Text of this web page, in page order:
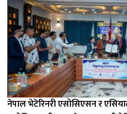
नेपाल भेटेरिनरी एसोसिएसन र